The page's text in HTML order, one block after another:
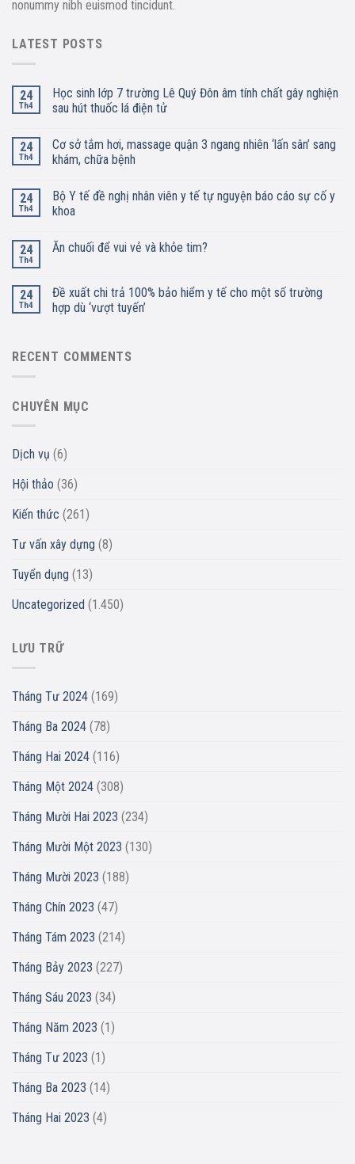
nonummy nibh euismod tincidunt.
LATEST POSTS
24
Th4
Học sinh lớp 7 trường Lê Quý Đôn âm tính chất gây nghiện
sau hút thuốc lá điện tử
24
Th4
Cơ sở tắm hơi, massage quận 3 ngang nhiên ‘lấn sân’ sang
khám, chữa bệnh
24
Th4
Bộ Y tế đề nghị nhân viên y tế tự nguyện báo cáo sự cố y
khoa
24
Th4
Ăn chuối để vui vẻ và khỏe tim?
24
Th4
Đề xuất chi trả 100% bảo hiểm y tế cho một số trường
hợp dù ‘vượt tuyến’
RECENT COMMENTS
CHUYÊN MỤC
Dịch vụ (6)
Hội thảo (36)
Kiến thức (261)
Tư vấn xây dựng (8)
Tuyển dụng (13)
Uncategorized (1.450)
LƯU TRỮ
Tháng Tư 2024 (169)
Tháng Ba 2024 (78)
Tháng Hai 2024 (116)
Tháng Một 2024 (308)
Tháng Mười Hai 2023 (234)
Tháng Mười Một 2023 (130)
Tháng Mười 2023 (188)
Tháng Chín 2023 (47)
Tháng Tám 2023 (214)
Tháng Bảy 2023 (227)
Tháng Sáu 2023 (34)
Tháng Năm 2023 (1)
Tháng Tư 2023 (1)
Tháng Ba 2023 (14)
Tháng Hai 2023 (4)